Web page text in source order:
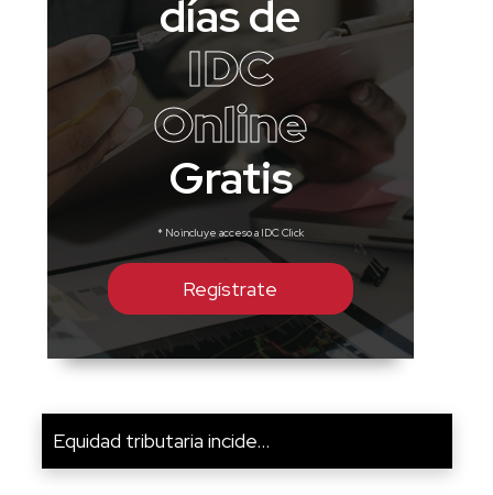
días de
IDC
Online
Gratis
* No incluye acceso a IDC Click
Regístrate
Equidad tributaria incide...